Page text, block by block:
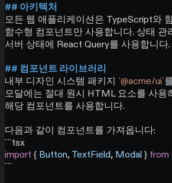
## 아키텍처
모든 웹 애플리케이션은 TypeScript와
함수형 컴포넌트만 사용합니다. 상태
서버 상태에 React Query를 사용합니다.
## 컴포넌트 라이브러리
내부 디자인 시스템 패키지 `@acme/ui`
모달에는 절대 원시 HTML 요소를 사용
해당 컴포넌트를 사용합니다.
다음과 같이 컴포넌트를 가져옵니다:
```tsx
import { Button, TextField, Modal } from
```